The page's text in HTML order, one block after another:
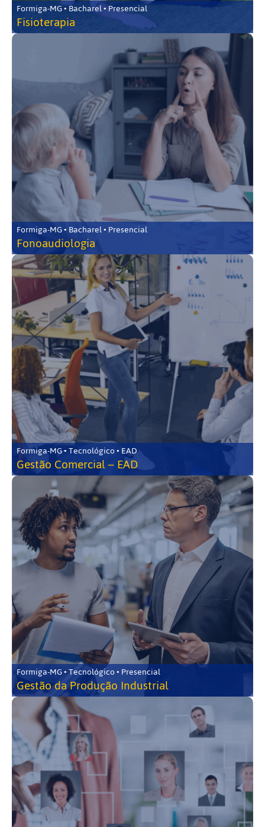
Formiga-MG • Bacharel • Presencial
Fisioterapia
Formiga-MG • Bacharel • Presencial
Fonoaudiologia
Formiga-MG • Tecnológico • EAD
Gestão Comercial – EAD
Formiga-MG • Tecnológico • Presencial
Gestão da Produção Industrial